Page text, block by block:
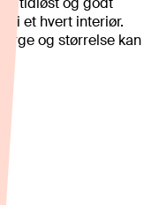
i et hvert interiør.
og størrelse kan